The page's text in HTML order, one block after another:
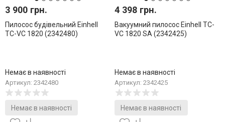
3 900 грн.
Пилосос будівельний Einhell
TC-VC 1820 (2342480)
Немає в наявності
Артикул: 2342480
Немає в наявності
4 398 грн.
Вакуумний пилосос Einhell TC-
VC 1820 SA (2342425)
Немає в наявності
Артикул: 2342425
Немає в наявності